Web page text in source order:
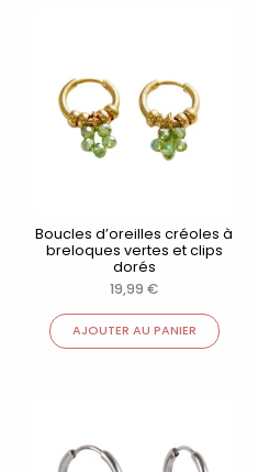
Boucles d’oreilles créoles à
breloques vertes et clips
dorés
19,99 €
AJOUTER AU PANIER